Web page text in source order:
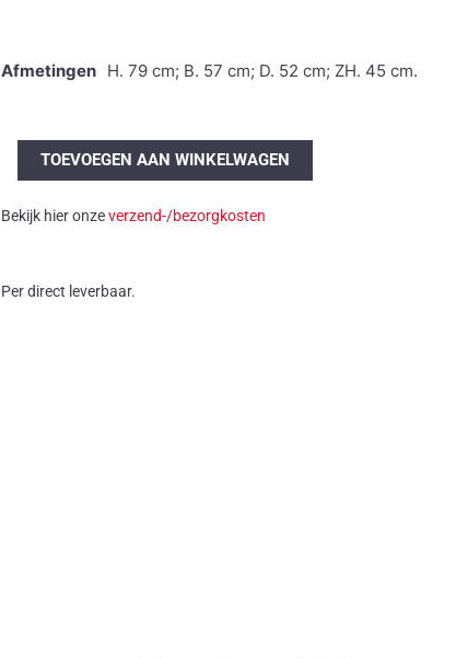
Afmetingen H. 79 cm; B. 57 cm; D. 52 cm; ZH. 45 cm.
Andersen
stoel
aantal
TOEVOEGEN AAN WINKELWAGEN
Bekijk hier onzeverzend-/bezorgkosten
Per direct leverbaar.